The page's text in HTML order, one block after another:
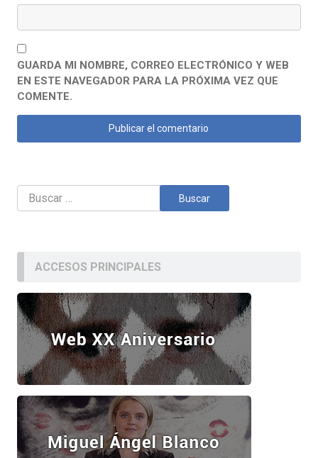
GUARDA MI NOMBRE, CORREO ELECTRÓNICO Y WEB
EN ESTE NAVEGADOR PARA LA PRÓXIMA VEZ QUE
COMENTE.
Buscar:
ACCESOS PRINCIPALES